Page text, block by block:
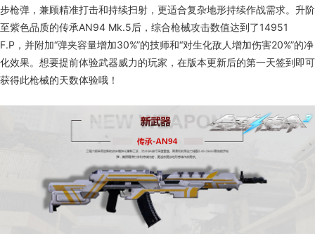
步枪弹，兼顾精准打击和持续扫射，更适合复杂地形持续作战需求。升阶
至紫色品质的传承AN94 Mk.5后，综合枪械攻击数值达到了14951
F.P，并附加“弹夹容量增加30%”的技师和“对生化敌人增加伤害20%”的净
化效果。想要提前体验武器威力的玩家，在版本更新后的第一天签到即可
获得此枪械的天数体验哦！